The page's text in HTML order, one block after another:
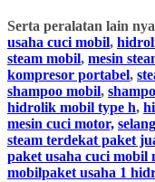
Serta peralatan lain
usaha cuci mobil,
steam mobil, mesin
kompresor portabel,
shampoo mobil,
hidrolik mobil type h,
mesin cuci motor,
steam terdekat paket
paket usaha cuci
mobilpaket usaha 1